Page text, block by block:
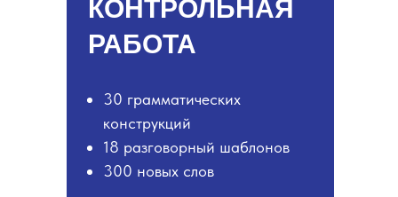
КОНТРОЛЬНАЯ
РАБОТА
30 грамматических
конструкций
18 разговорный шаблонов
300 новых слов